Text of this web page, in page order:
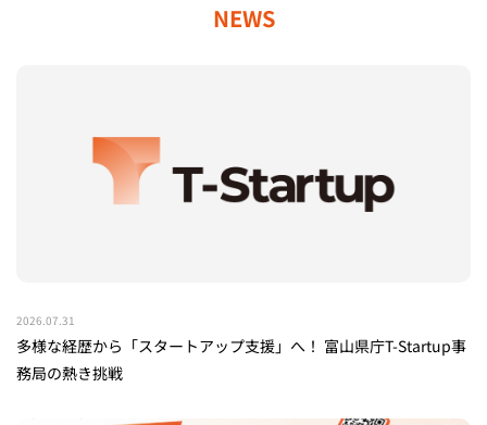
NEWS
2026.07.31
多様な経歴から「スタートアップ支援」へ！ 富山県庁T-Startup事
務局の熱き挑戦